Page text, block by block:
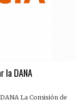
la DANA
La Comisión de